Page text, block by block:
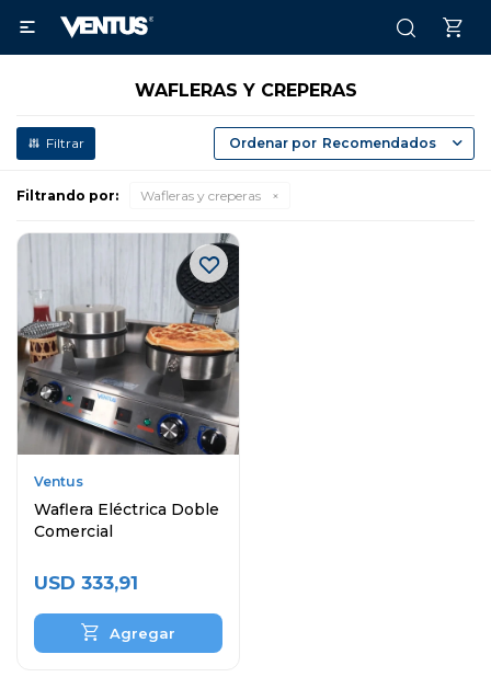

WAFLERAS Y CREPERAS
Recomendados
Filtrando por: Wafleras y creperas
Ventus
Waflera Eléctrica Doble
Comercial
USD 333,91